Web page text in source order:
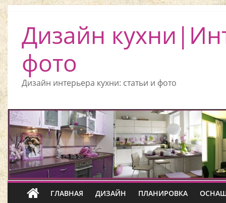
Дизайн
фото
Дизайн интерьера кухни: статьи и фото
ГЛАВНАЯ ДИЗАЙН ПЛАНИРОВКА